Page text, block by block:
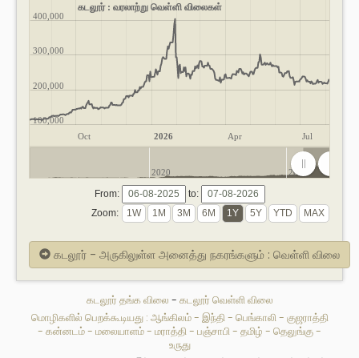
கடலூர் : வரலாற்று வெள்ளி விலைகள்
Oct 2026 Apr Jul
100,000
200,000
300,000
400,000
2020 2025
From:
to:
Zoom:
கடலூர் - அருகிலுள்ள அனைத்து நகரங்களும் : வெள்ளி விலை
கடலூர் தங்க விலை - கடலூர் வெள்ளி விலை
மொழிகளில் பெறக்கூடியது : ஆங்கிலம்- இந்தி- பெங்காலி- குஜராத்தி
- கன்னடம்- மலையாளம்- மராத்தி- பஞ்சாபி- தமிழ் - தெலுங்கு-
உருது